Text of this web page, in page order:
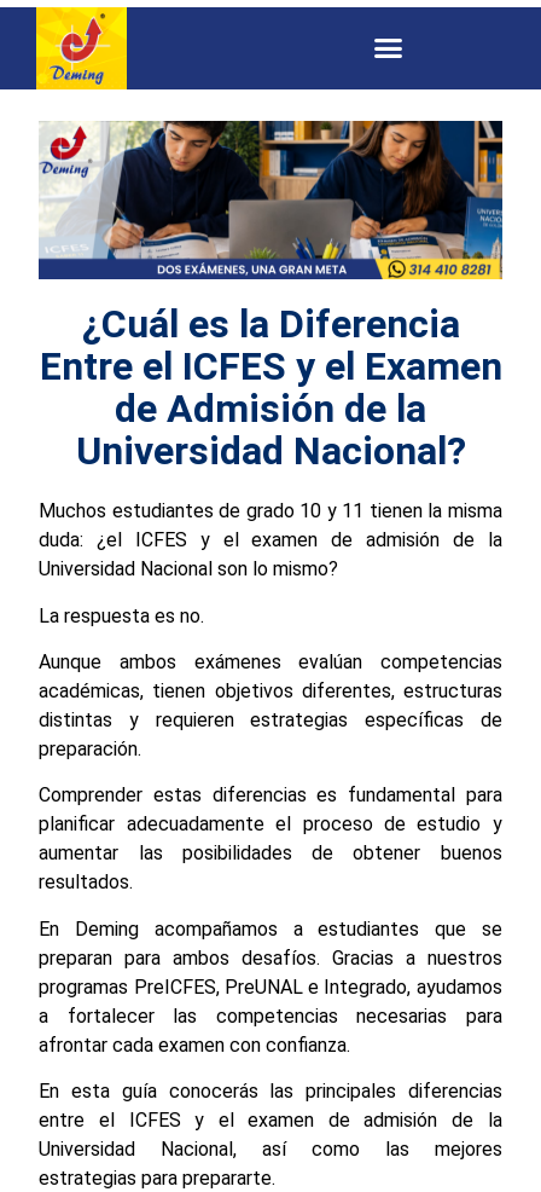
¿Cuál es la Diferencia
Entre el ICFES y el Examen
de Admisión de la
Universidad Nacional?
Muchos estudiantes de grado 10 y 11 tienen la misma
duda: ¿el ICFES y el examen de admisión de la
Universidad Nacional son lo mismo?
La respuesta es no.
Aunque ambos exámenes evalúan competencias
académicas, tienen objetivos diferentes, estructuras
distintas y requieren estrategias específicas de
preparación.
Comprender estas diferencias es fundamental para
planificar adecuadamente el proceso de estudio y
aumentar las posibilidades de obtener buenos
resultados.
En Deming acompañamos a estudiantes que se
preparan para ambos desafíos. Gracias a nuestros
programas PreICFES, PreUNAL e Integrado, ayudamos
a fortalecer las competencias necesarias para
afrontar cada examen con confianza.
En esta guía conocerás las principales diferencias
entre el ICFES y el examen de admisión de la
Universidad Nacional, así como las mejores
estrategias para prepararte.